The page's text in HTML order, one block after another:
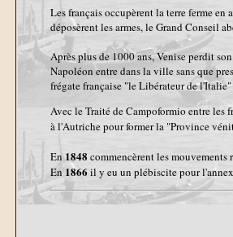
Les français occupèrent la terre ferme
déposèrent les armes, le Grand Conseil
Après plus de 1000 ans, Venise perdit
Napoléon entre dans la ville sans que
frégate française "le Libérateur de l'Italie"
Avec le Traité de Campoformio entre les
à l'Autriche pour former la "Province
En1848 commencèrent les
En 1866il y eu un plébiscite pour